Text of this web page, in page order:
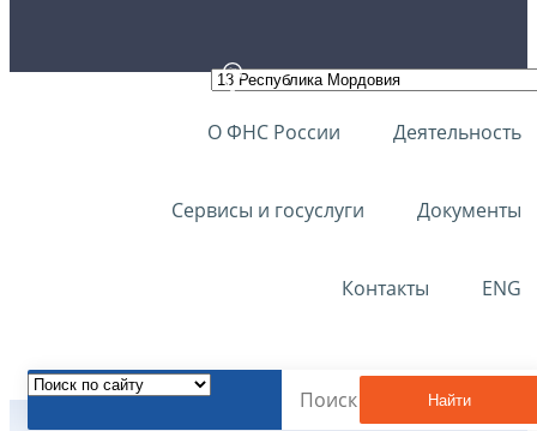
О ФНС России Деятельность
Сервисы и госуслуги Документы
Контакты ENG
Найти